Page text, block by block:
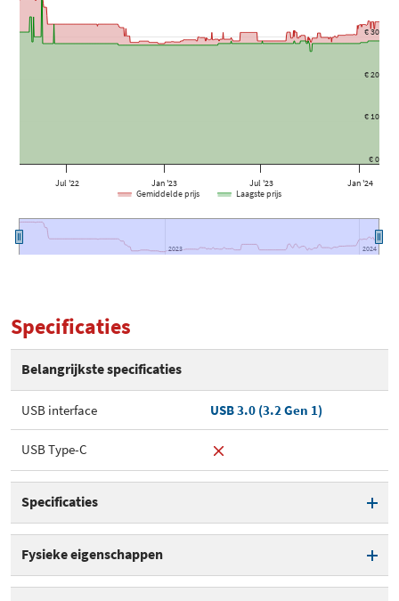
Jul '22 Jan '23 Jul '23 Jan '24
2023
2023 2024
2024
€ 0
€ 10
€ 20
€ 30
Gemiddelde prijs Laagste prijs
Specificaties
Belangrijkste specificaties
USB interface USB 3.0 (3.2 Gen 1)
USB Type-C
Specificaties
Overdrachtssnelheid 5 Gbit/s
Fysieke eigenschappen